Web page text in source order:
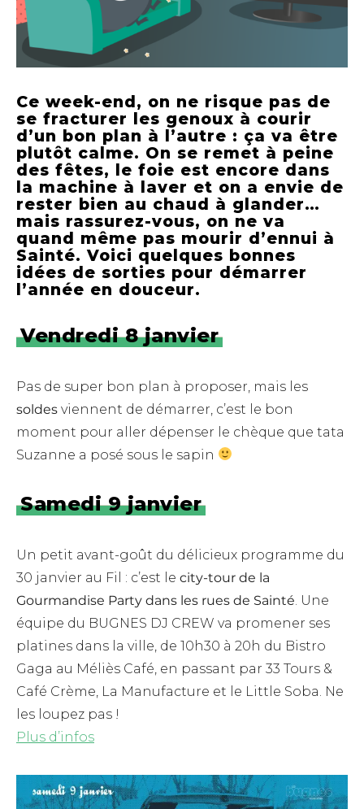
Ce week-end, on ne risque pas de
se fracturer les genoux à courir
d’un bon plan à l’autre : ça va être
plutôt calme. On se remet à peine
des fêtes, le foie est encore dans
la machine à laver et on a envie de
rester bien au chaud à glander…
mais rassurez-vous, on ne va
quand même pas mourir d’ennui à
Sainté. Voici quelques bonnes
idées de sorties pour démarrer
l’année en douceur.
Vendredi 8 janvier
Pas de super bon plan à proposer, mais les
soldes viennent de démarrer, c’est le bon
moment pour aller dépenser le chèque que tata
Suzanne a posé sous le sapin
Samedi 9 janvier
Un petit avant-goût du délicieux programme du
30 janvier au Fil : c’est le city-tour de la
Gourmandise Party dans les rues de Sainté. Une
équipe du BUGNES DJ CREW va promener ses
platines dans la ville, de 10h30 à 20h du Bistro
Gaga au Méliès Café, en passant par 33 Tours &
Café Crème, La Manufacture et le Little Soba. Ne
les loupez pas !
Plus d’infos